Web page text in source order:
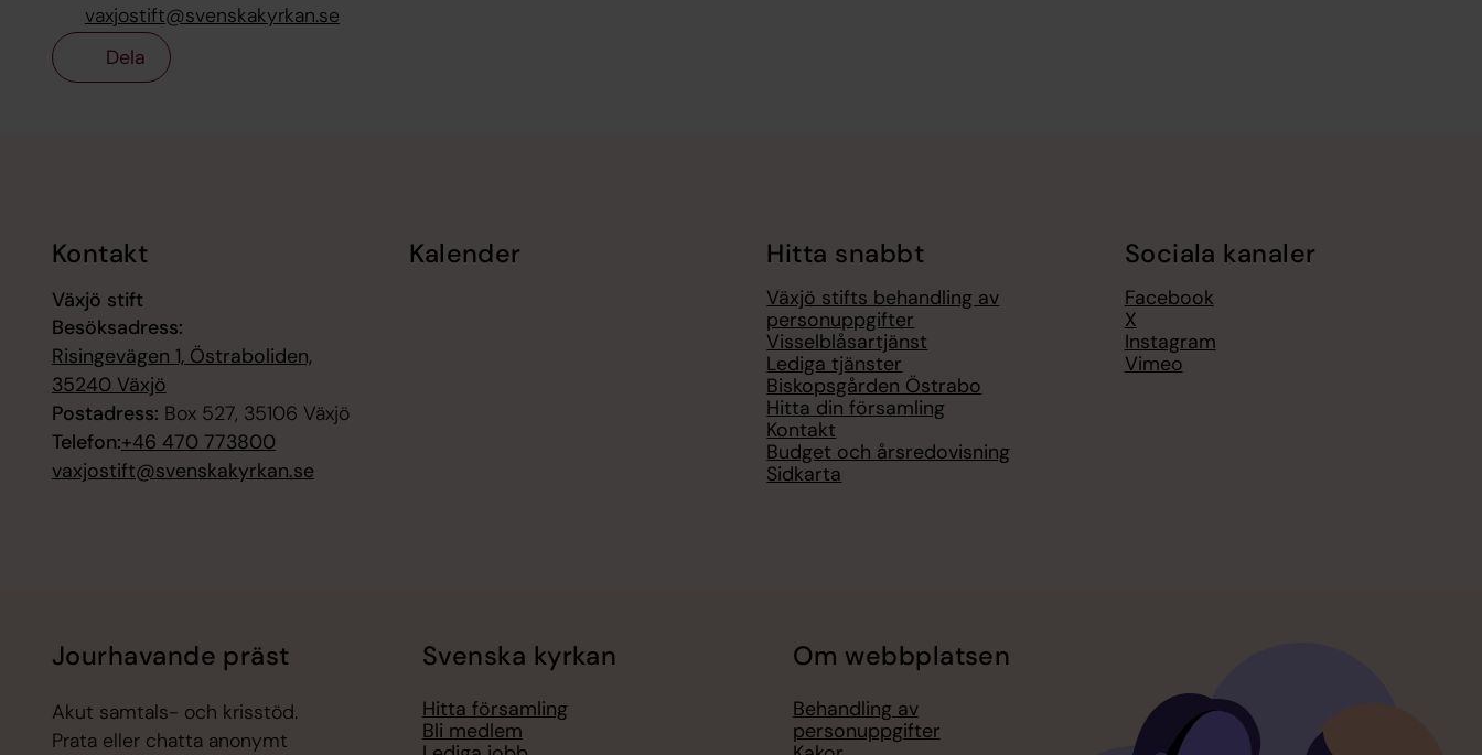
vaxjostift@svenskakyrkan.se
Dela
Kontakt
Växjö stift
Besöksadress:
Risingevägen 1, Östraboliden,
35240 Växjö
Postadress: Box 527, 35106 Växjö
Telefon:+46 470 773800
vaxjostift@svenskakyrkan.se
Kalender Hitta snabbt
Växjö stifts behandling av
personuppgifter
Visselblåsartjänst
Lediga tjänster
Biskopsgården Östrabo
Hitta din församling
Kontakt
Budget och årsredovisning
Sidkarta
Sociala kanaler
Facebook
X
Instagram
Vimeo
Jourhavande präst
Akut samtals- och krisstöd.
Prata eller chatta anonymt
Svenska kyrkan
Hitta församling
Bli medlem
Om webbplatsen
Behandling av
personuppgifter